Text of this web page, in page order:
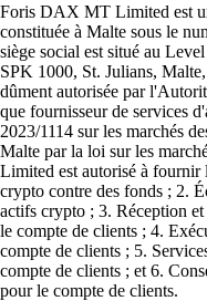
Foris DAX MT Limited est
constituée à Malte sous le
siège social est situé au
SPK 1000, St. Julians,
dûment autorisée par
que fournisseur de services
2023/1114 sur les marchés
Malte par la loi sur les
Limited est autorisé à fournir
crypto contre des fonds ; 2.
actifs crypto ; 3. Réception
le compte de clients ; 4.
compte de clients ; 5.
compte de clients ; et 6.
pour le compte de clients.